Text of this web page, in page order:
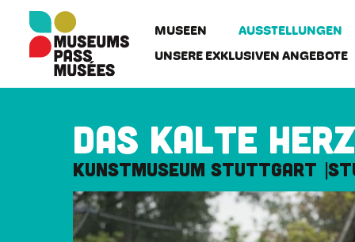
Direkt
Inhalt
MUSEEN
AUSSTELLUNGEN
UNSERE EXKLUSIVEN ANGEBOTE
Das kalte Herz
Kunstmuseum Stuttgart
Cookie-Einstellungen